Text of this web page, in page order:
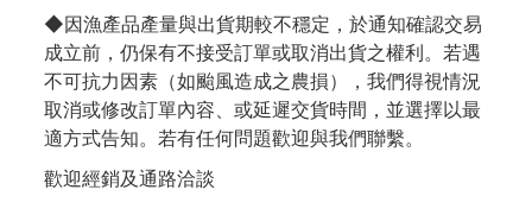
◆因漁產品產量與出貨期較不穩定，於通知確認交易
成立前，仍保有不接受訂單或取消出貨之權利。若遇
不可抗力因素（如颱風造成之農損），我們得視情況
取消或修改訂單內容、或延遲交貨時間，並選擇以最
適方式告知。若有任何問題歡迎與我們聯繫。
歡迎經銷及通路洽談